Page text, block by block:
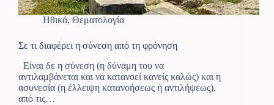
Ηθικά, Θεματολογία
Σε τι διαφέρει η σύνεση από τη φρόνηση
Είναι δε η σύνεση (η δύναμη του να
αντιλαμβάνεται και να κατανοεί κανείς καλώς) και η
ασυνεσία (η έλλειψη κατανοήσεως ή αντιλήψεως),
από τις…